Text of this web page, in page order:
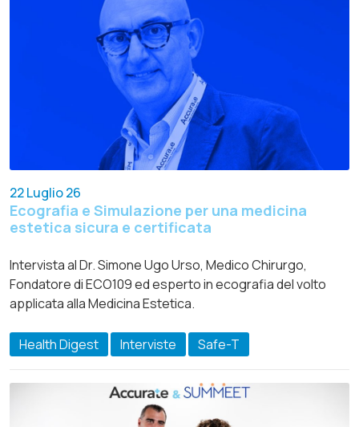
22 Luglio 26
Ecografia e Simulazione per una medicina
estetica sicura e certificata
Intervista al Dr. Simone Ugo Urso, Medico Chirurgo,
Fondatore di ECO109 ed esperto in ecografia del volto
applicata alla Medicina Estetica.
Health Digest Interviste Safe-T